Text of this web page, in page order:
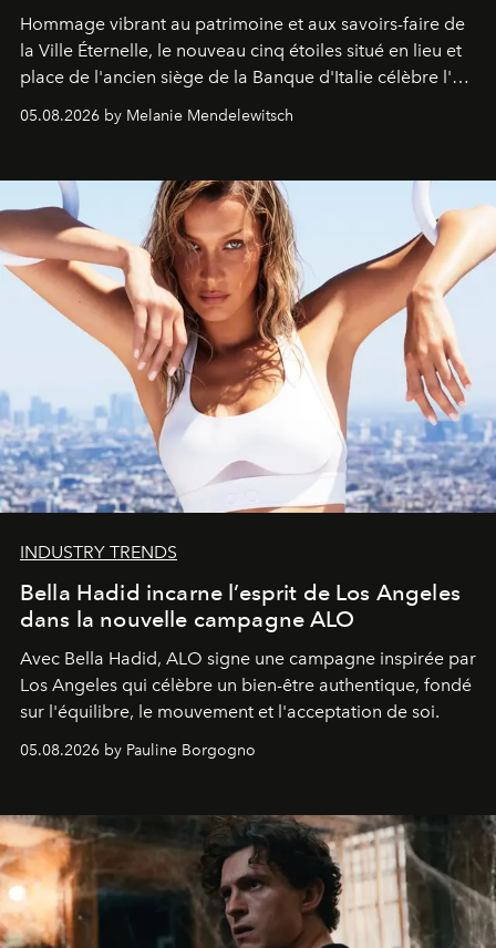
Hommage vibrant au patrimoine et aux savoirs-faire de
la Ville Éternelle, le nouveau cinq étoiles situé en lieu et
place de l'ancien siège de la Banque d'Italie célèbre l'art
de vivre Romain dans toute son élégance intemporelle.
05.08.2026 by Melanie Mendelewitsch
INDUSTRY TRENDS
Bella Hadid incarne l’esprit de Los Angeles
dans la nouvelle campagne ALO
Avec Bella Hadid, ALO signe une campagne inspirée par
Los Angeles qui célèbre un bien-être authentique, fondé
sur l'équilibre, le mouvement et l'acceptation de soi.
05.08.2026 by Pauline Borgogno